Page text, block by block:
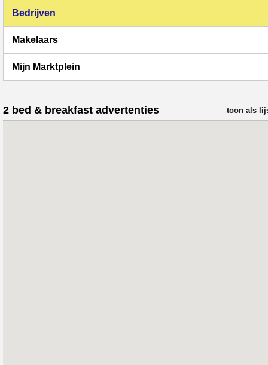
Bedrijven
Makelaars
Mijn Marktplein
2 bed & breakfast advertenties verfijn
toon als